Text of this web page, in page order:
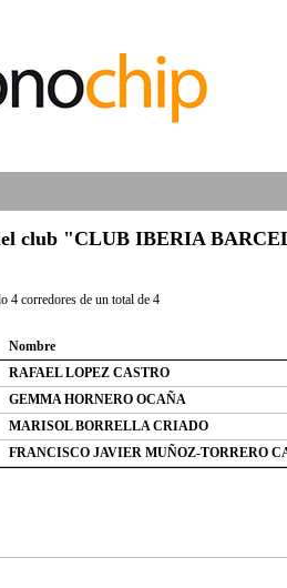
club "CLUB IBERIA
4 corredores de un total de 4
Nombre
RAFAEL LOPEZ CASTRO
GEMMA HORNERO OCAÑA
MARISOL BORRELLA CRIADO
FRANCISCO JAVIER MUÑOZ-TORRERO